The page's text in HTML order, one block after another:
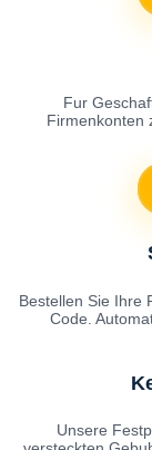
Fur
Firmenkonten
Bestellen Sie Ihre
Code.
Unsere